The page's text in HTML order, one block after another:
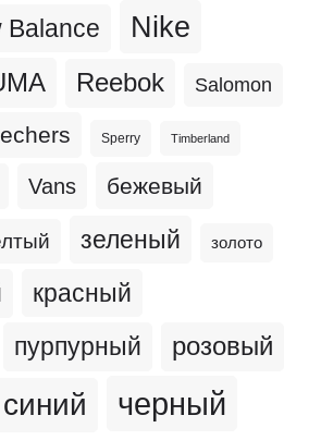
Balance Nike
Reebok Salomon
Sperry Timberland
Vans бежевый
зеленый золото
красный
пурпурный розовый
синий черный